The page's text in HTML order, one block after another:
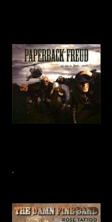
.